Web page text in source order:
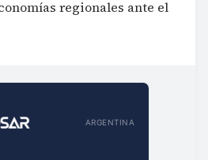
regionales ante el
ARGENTINA